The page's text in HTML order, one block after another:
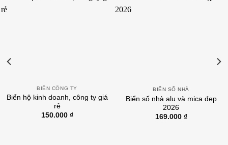
BIỂN CÔNG TY
Biển hộ kinh doanh, công ty giá
rẻ
150.000 ₫
BIỂN SỐ NHÀ
Biển số nhà alu và mica đẹp
2026
169.000 ₫